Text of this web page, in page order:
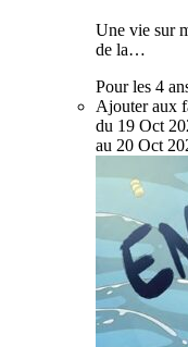
Une vie sur
de la…
Pour les 4
Ajouter aux
du 19 Oct
au 20 Oct